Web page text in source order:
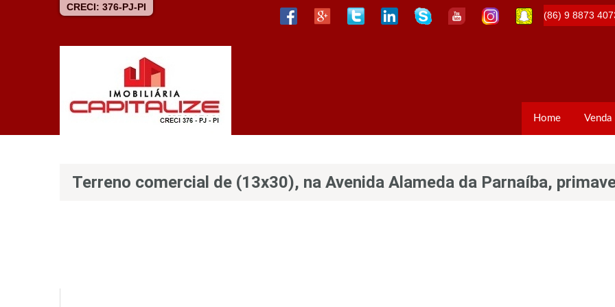
CRECI: 376-PJ-PI
(86) 9 8873
Home Venda
Terreno comercial de (13x30), na Avenida Alameda da Parnaíba,